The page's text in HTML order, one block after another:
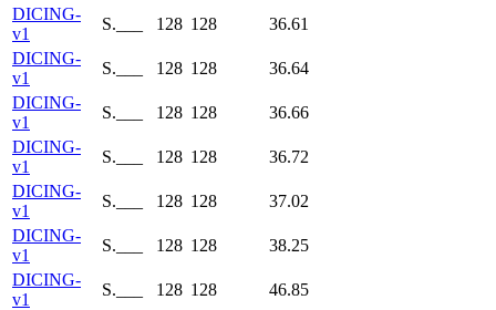
DICING-
v1
S.___ 128 128
36.61
DICING-
v1
S.___ 128 128
36.64
DICING-
v1
S.___ 128 128
36.66
DICING-
v1
S.___ 128 128
36.72
DICING-
v1
S.___ 128 128
37.02
DICING-
v1
S.___ 128 128
38.25
DICING-
v1
S.___ 128 128
46.85